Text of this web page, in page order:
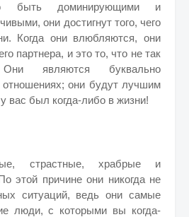
быть доминирующими и
они достигнут того, чего
Когда они влюбляются, они
партнера, и это то, что не так
являются буквально
они будут лучшим
вас был когда-либо в жизни!
страстные, храбрые и
этой причине они никогда не
ситуаций, ведь они самые
люди, с которыми вы когда-